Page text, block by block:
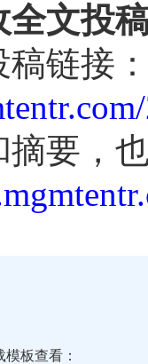
全文投
稿链接
要，
板查看：